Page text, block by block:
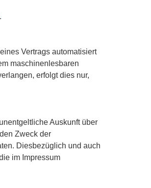
.
Vertrags automatisiert
maschinenlesbaren
erfolgt dies nur,
Auskunft über
Zweck der
Diesbezüglich und auch
im Impressum